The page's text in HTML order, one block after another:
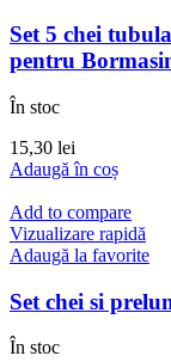
Set 5 chei
pentru
În stoc
15,30 lei
Adaugă în coș
Add to compare
Vizualizare rapidă
Adaugă la favorite
Set chei si
În stoc